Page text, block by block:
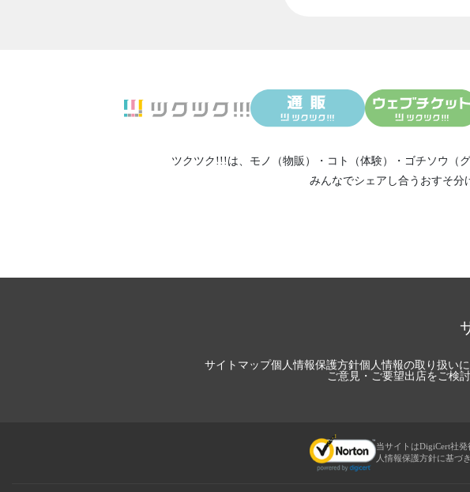
ツクツク!!!は、 モノ（物販） ・ コト（体験） ・ ゴチソウ（グ
みんなでシェアし合う おすそ分
サイトマップ個人情報保護方針個人情報の取り扱い
ご意見・ご要望出店をご検
当サイトはDigiCert社
人情報保護方針に基づ